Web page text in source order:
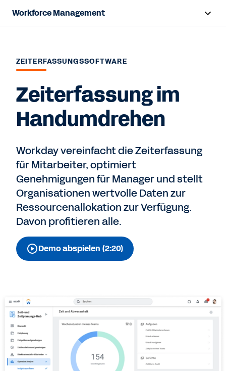
Workforce Management
Funktionen
Nutzen
Ressourcen
Kontaktieren Sie uns
ZEITERFASSUNGSSOFTWARE
Zeiterfassung im
Handumdrehen
Workday vereinfacht die Zeiterfassung
für Mitarbeiter, optimiert
Genehmigungen für Manager und stellt
Organisationen wertvolle Daten zur
Ressourcenallokation zur Verfügung.
Davon profitieren alle.
Demo abspielen (2:20)